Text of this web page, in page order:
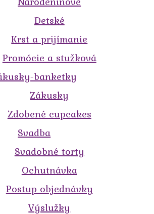
Detské
Krst a prijímanie
Promócie a stužková
banketky
Zákusky
Zdobené cupcakes
Svadba
Svadobné torty
Ochutnávka
Postup objednávky
Výslužky